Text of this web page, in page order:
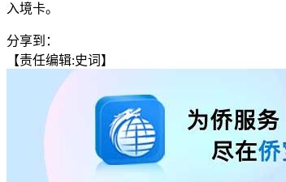
入境卡。
分享到：
【责任编辑:史词】